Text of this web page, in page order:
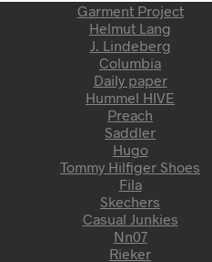
Garment Project
Helmut Lang
J. Lindeberg
Columbia
Daily paper
Hummel HIVE
Preach
Saddler
Hugo
Tommy Hilfiger Shoes
Fila
Skechers
Casual Junkies
Nn07
Rieker